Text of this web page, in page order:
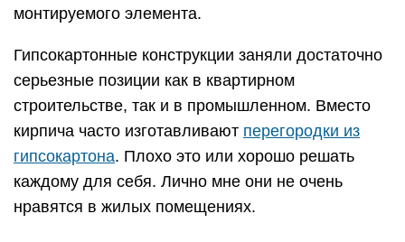
монтируемого элемента.
Гипсокартонные конструкции заняли достаточно
серьезные позиции как в квартирном
строительстве, так и в промышленном. Вместо
кирпича часто изготавливают перегородки из
гипсокартона. Плохо это или хорошо решать
каждому для себя. Лично мне они не очень
нравятся в жилых помещениях.